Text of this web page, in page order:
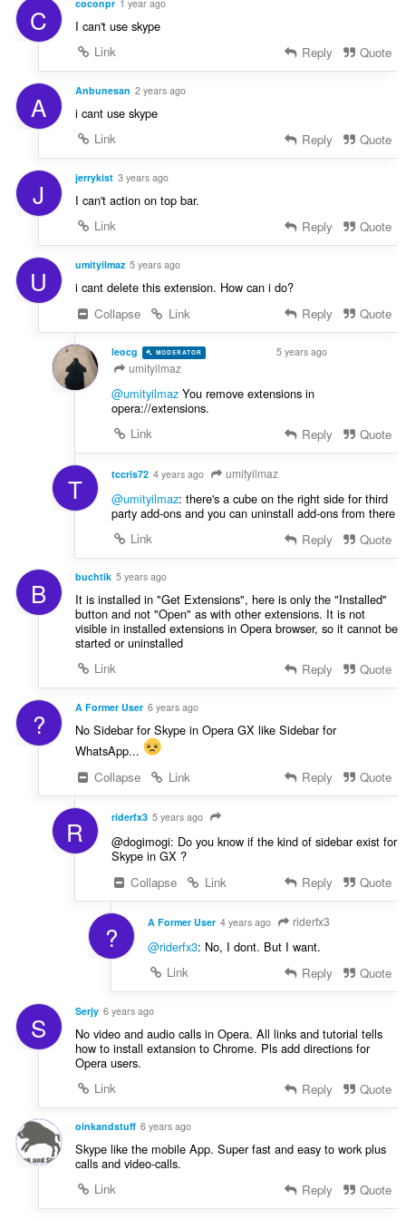
C coconpr 1 year ago
I can't use skype
Link
Reply Quote
A Anbunesan 2 years ago
i cant use skype
Link
Reply Quote
J jerrykist 3 years ago
I can't action on top bar.
Link
Reply Quote
U umityilmaz 5 years ago
i cant delete this extension. How can i do?
Collapse
Link Reply Quote
leocg MODERATOR 5 years ago
umityilmaz
@umityilmazYou remove extensions in
opera://extensions.
Link
Reply Quote
T tccris72 4 years ago umityilmaz
@umityilmaz: there's a cube on the right side for third
party add-ons and you can uninstall add-ons from there
Link
Reply Quote
B buchtik 5 years ago
It is installed in "Get Extensions", here is only the "Installed"
button and not "Open" as with other extensions. It is not
visible in installed extensions in Opera browser, so it cannot be
started or uninstalled
Link
Reply Quote
? A Former User 6 years ago
No Sidebar for Skype in Opera GX like Sidebar for
WhatsApp...
Collapse
Link Reply Quote
R riderfx3 5 years ago
@dogimogi: Do you know if the kind of sidebar exist for
Skype in GX ?
Collapse
Link Reply Quote
? A Former User 4 years ago riderfx3
@riderfx3: No, I dont. But I want.
Link
Reply Quote
S Serjy 6 years ago
No video and audio calls in Opera. All links and tutorial tells
how to install extansion to Chrome. Pls add directions for
Opera users.
Link
Reply Quote
oinkandstuff 6 years ago
Skype like the mobile App. Super fast and easy to work plus
calls and video-calls.
Link
Reply Quote